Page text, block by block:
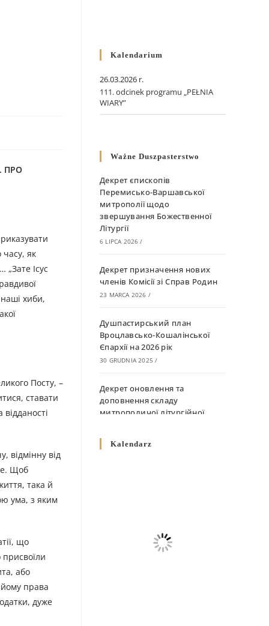
ПРО
часу, як
„Зате Ісус
хиби,
Посту, –
ставати
відмінну від
Щоб
така й
ума, з яким
що
присвоїли
або
права
дуже
Kalendarium
26.03.2026 r.
111. odcinek programu „PEŁNIA
WIARY”
Ważne Duszpasterstwo
Декрет єпископів
Перемисько-Варшавської
митрополії щодо
звершування Божественної
Літургії
6 LIPCA 2026 /
Декрет призначення нових
членів Комісії зі Справ Родин
23 MARCA 2026 /
Душпастирський план
Вроцлавсько-Кошалінської
Єпархії на 2026 рік
30 GRUDNIA 2025 /
Декрет оновлення та
доповнення складу
митрополичої літургійної
10 GRUDNIA 2025
Декрет про відзначення
Великодня і всіх рухомих
Kalendarz